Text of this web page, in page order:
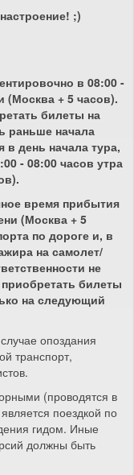
;)
в 08:00 -
(Москва + 5 часов).
билеты на
раньше начала
в день начала тура,
- 08:00 часов утра
время прибытия
(Москва + 5
по дороге и, в
на самолет/
не
билеты
на следующий
опоздания
транспорт,
(проводятся в
поездкой по
гидом. Иные
должны быть